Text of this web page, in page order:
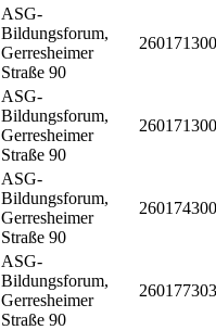
ASG-
Bildungsforum,
Gerresheimer
Straße 90
ASG-
Bildungsforum,
Gerresheimer
Straße 90
ASG-
Bildungsforum,
Gerresheimer
Straße 90
ASG-
Bildungsforum,
Gerresheimer
Straße 90